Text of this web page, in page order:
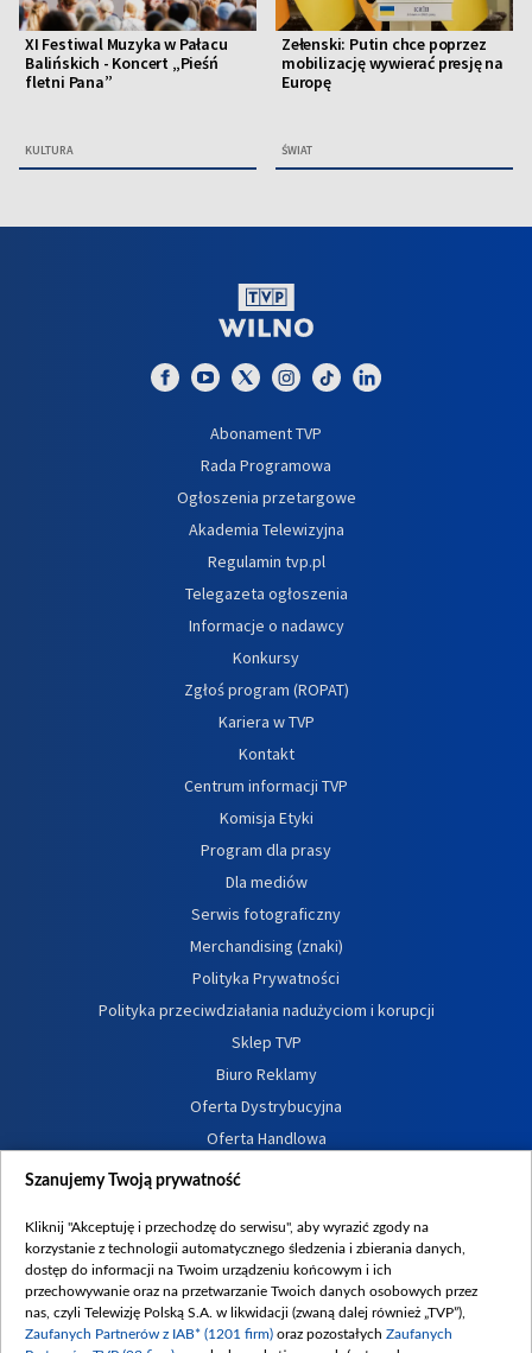
XI Festiwal Muzyka w Pałacu
Balińskich - Koncert „Pieśń
fletni Pana”
KULTURA
Zełenski: Putin chce poprzez
mobilizację wywierać presję na
Europę
ŚWIAT
Abonament TVP
Rada Programowa
Ogłoszenia przetargowe
Akademia Telewizyjna
Regulamin tvp.pl
Telegazeta ogłoszenia
Informacje o nadawcy
Konkursy
Zgłoś program (ROPAT)
Kariera w TVP
Kontakt
Centrum informacji TVP
Komisja Etyki
Program dla prasy
Dla mediów
Serwis fotograficzny
Merchandising (znaki)
Polityka Prywatności
Polityka przeciwdziałania nadużyciom i korupcji
Sklep TVP
Biuro Reklamy
Oferta Dystrybucyjna
Oferta Handlowa
Dostępność
Procedura zgłoszeń wewnętrznych
Szanujemy Twoją prywatność
Kliknij "Akceptuję i przechodzę do serwisu", aby wyrazić zgody na
korzystanie z technologii automatycznego śledzenia i zbierania danych,
dostęp do informacji na Twoim urządzeniu końcowym i ich
przechowywanie oraz na przetwarzanie Twoich danych osobowych przez
nas, czyli Telewizję Polską S.A. w likwidacji (zwaną dalej również „TVP”),
Zaufanych Partnerów z IAB* (1201 firm) oraz pozostałych Zaufanych